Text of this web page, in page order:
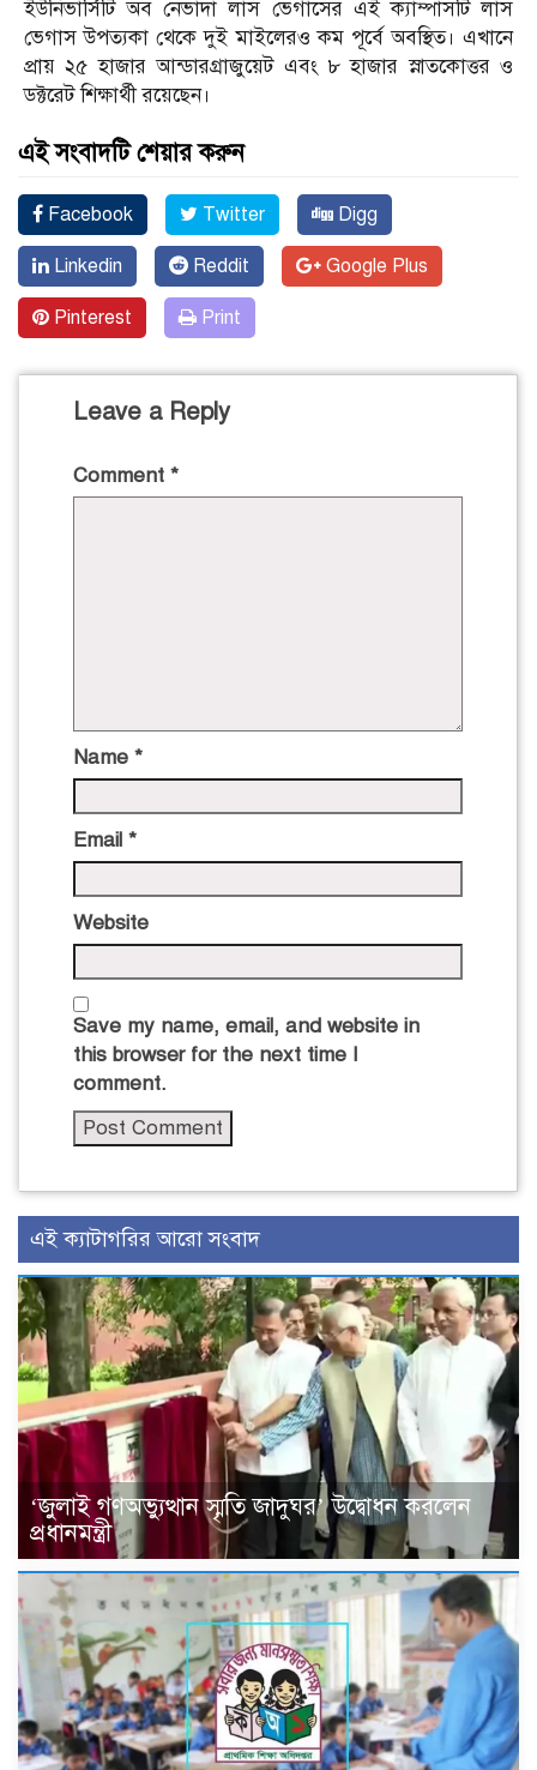
ইউনিভার্সিটি অব নেভাদা লাস ভেগাসের এই ক্যাম্পাসটি লাস
ভেগাস উপত্যকা থেকে দুই মাইলেরও কম পূর্বে অবস্থিত। এখানে
প্রায় ২৫ হাজার আন্ডারগ্রাজুয়েট এবং ৮ হাজার স্নাতকোত্তর ও
ডক্টরেট শিক্ষার্থী রয়েছেন।
এই সংবাদটি শেয়ার করুন
Facebook Twitter Digg
Linkedin Reddit Google Plus
Pinterest Print
Leave a Reply
Comment *
Name *
Email *
Website
Save my name, email, and website in
this browser for the next time I
comment.
এই ক্যাটাগরির আরো সংবাদ
‘জুলাই গণঅভ্যুত্থান স্মৃতি জাদুঘর’ উদ্বোধন করলেন
প্রধানমন্ত্রী